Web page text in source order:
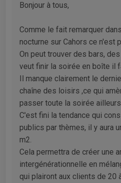
Bonjour à tous,
Comme le fait remarquer
nocturne sur Cahors ce n'est
On peut trouver des bars,
veut finir la soirée en boîte il
Il manque clairement le
chaîne des loisirs ,ce qui
passer toute la soirée
C'est fini la tendance qui
publics par thèmes, il y aura
m2.
Cela permettra de créer une
intergénérationnelle en
qui plairont aux clients de 20